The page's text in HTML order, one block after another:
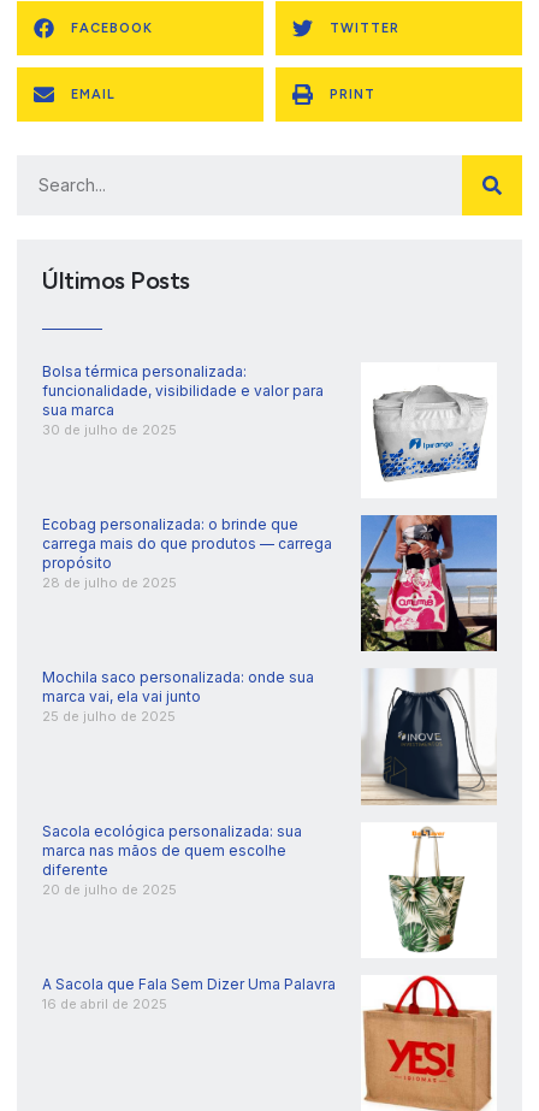
FACEBOOK TWITTER
EMAIL PRINT
Últimos Posts
Bolsa térmica personalizada:
funcionalidade, visibilidade e valor para
sua marca
30 de julho de 2025
Ecobag personalizada: o brinde que
carrega mais do que produtos — carrega
propósito
28 de julho de 2025
Mochila saco personalizada: onde sua
marca vai, ela vai junto
25 de julho de 2025
Sacola ecológica personalizada: sua
marca nas mãos de quem escolhe
diferente
20 de julho de 2025
A Sacola que Fala Sem Dizer Uma Palavra
16 de abril de 2025